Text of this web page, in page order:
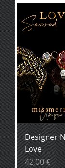
Designer
Love
Prix
42,00 €